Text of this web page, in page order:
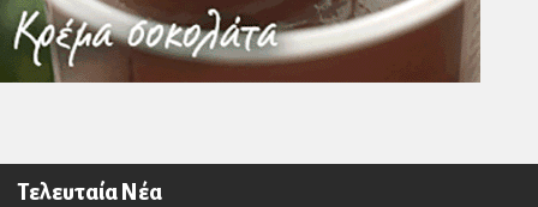
Τελευταία Νέα